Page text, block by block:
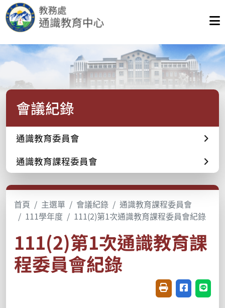
會議紀錄
通識教育委員會
通識教育課程委員會
首頁 主選單 會議紀錄
通識教育課程委員會
111學年度
111(2)第1次通識教育課程委員會紀錄
111(2)第1次通識教育課
程委員會紀錄
友善列印(開新視
分享至臉書
分享